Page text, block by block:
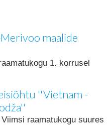
maalide
1. korrusel
''Vietnam -
raamatukogu suures